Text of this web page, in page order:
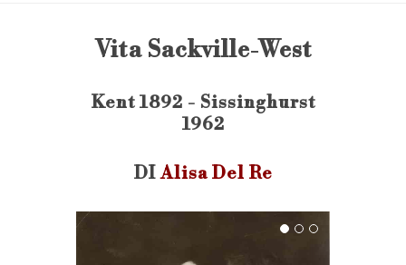
Vita Sackville-West
Kent 1892 - Sissinghurst
1962
DIAlisa Del Re